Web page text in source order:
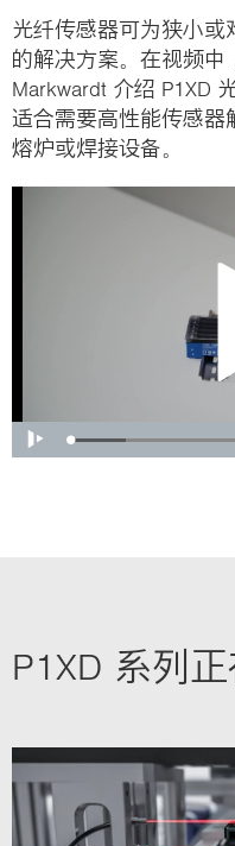
光纤传感器可为狭小或
的解决方案。在视频中
Markwardt 介绍 P1XD
适合需要高性能传感器
熔炉或焊接设备。
P1XD 系列